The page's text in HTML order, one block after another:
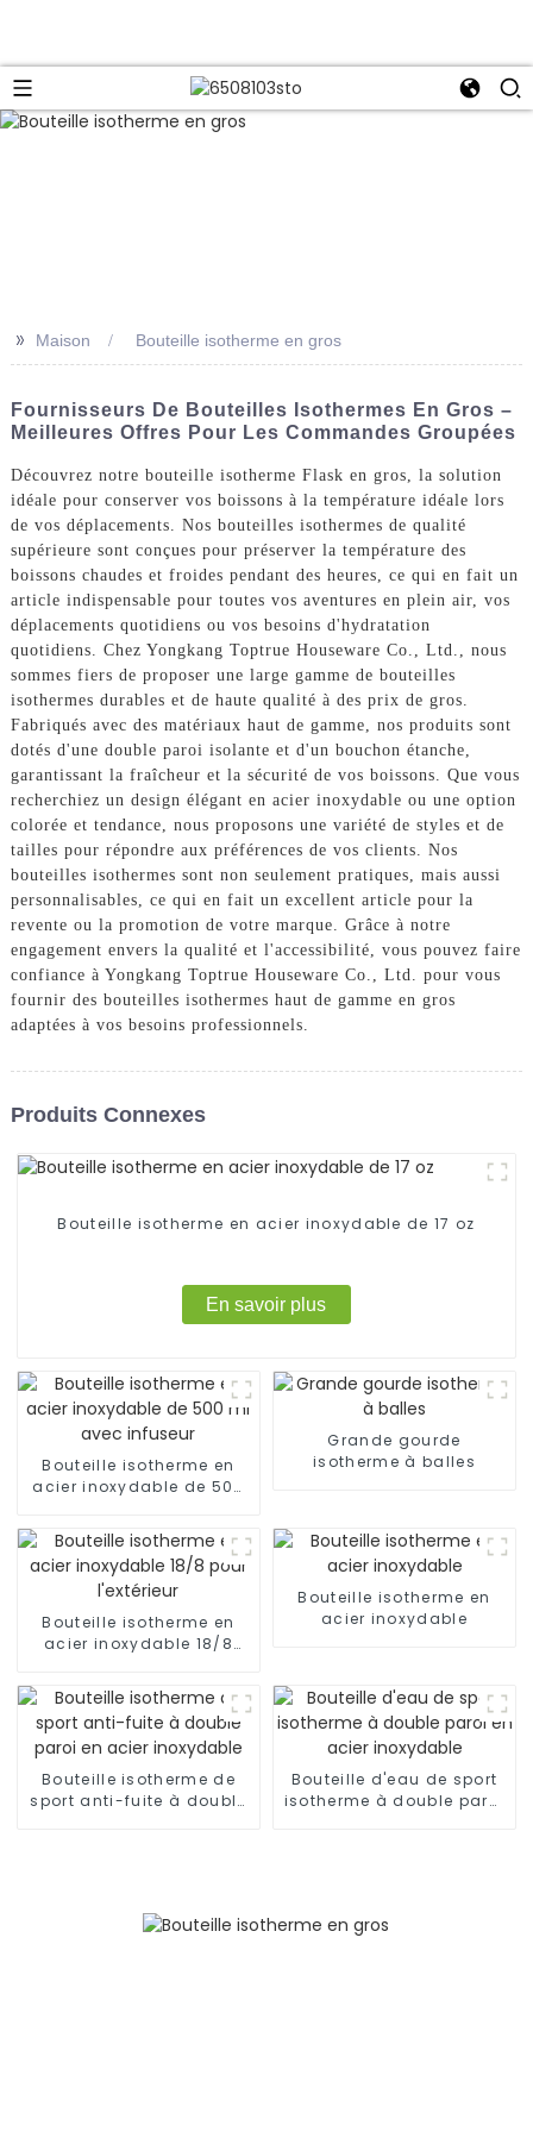
>> Maison Bouteille isotherme en gros
Fournisseurs De Bouteilles Isothermes En Gros –
Meilleures Offres Pour Les Commandes Groupées
Découvrez notre bouteille isotherme Flask en gros, la solution
idéale pour conserver vos boissons à la température idéale lors
de vos déplacements. Nos bouteilles isothermes de qualité
supérieure sont conçues pour préserver la température des
boissons chaudes et froides pendant des heures, ce qui en fait un
article indispensable pour toutes vos aventures en plein air, vos
déplacements quotidiens ou vos besoins d'hydratation
quotidiens. Chez Yongkang Toptrue Houseware Co., Ltd., nous
sommes fiers de proposer une large gamme de bouteilles
isothermes durables et de haute qualité à des prix de gros.
Fabriqués avec des matériaux haut de gamme, nos produits sont
dotés d'une double paroi isolante et d'un bouchon étanche,
garantissant la fraîcheur et la sécurité de vos boissons. Que vous
recherchiez un design élégant en acier inoxydable ou une option
colorée et tendance, nous proposons une variété de styles et de
tailles pour répondre aux préférences de vos clients. Nos
bouteilles isothermes sont non seulement pratiques, mais aussi
personnalisables, ce qui en fait un excellent article pour la
revente ou la promotion de votre marque. Grâce à notre
engagement envers la qualité et l'accessibilité, vous pouvez faire
confiance à Yongkang Toptrue Houseware Co., Ltd. pour vous
fournir des bouteilles isothermes haut de gamme en gros
adaptées à vos besoins professionnels.
Produits Connexes
Bouteille isotherme en acier inoxydable de 17 oz
En savoir plus
Bouteille isotherme en
acier inoxydable de 500
Grande gourde
isotherme à balles
Bouteille isotherme en
acier inoxydable 18/8
Bouteille isotherme en
acier inoxydable
Bouteille isotherme de
sport anti-fuite à double
Bouteille d'eau de sport
isotherme à double paroi